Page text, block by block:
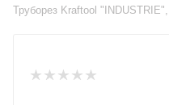
Труборез Kraftool